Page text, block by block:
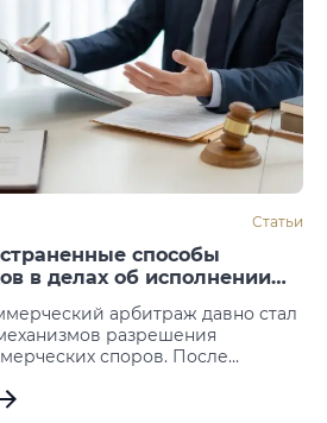
Статьи
способы
в делах об исполнении
арбитраж давно стал
разрешения
споров. После
Именно на этой